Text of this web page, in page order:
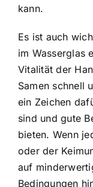
kann.
Es ist auch
im Wasserglas
Vitalität der
Samen schnell
ein Zeichen
sind und gute
bieten. Wenn
oder der
auf
Bedingungen